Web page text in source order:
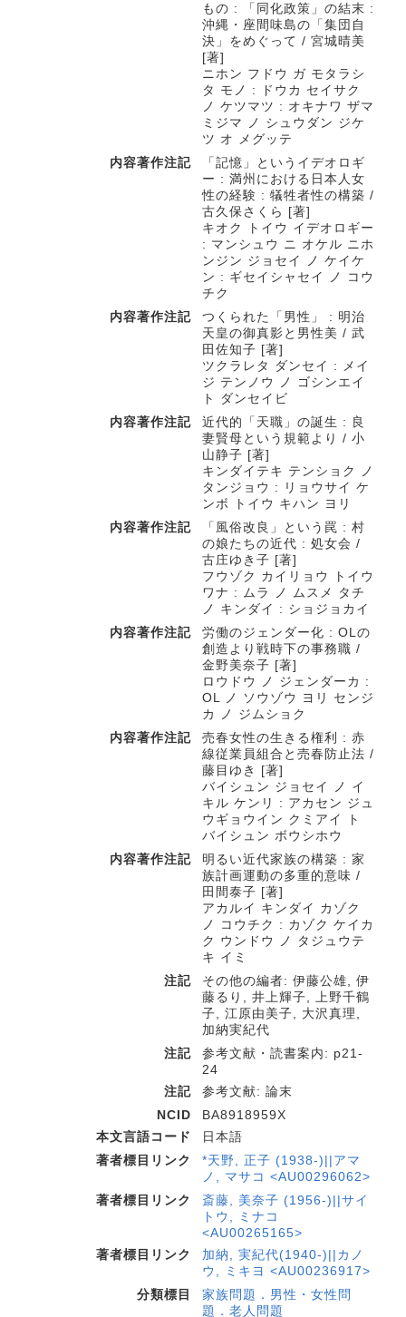
もの : 「同化政策」の結末 :
沖縄・座間味島の「集団自
決」をめぐって / 宮城晴美
[著]
ニホン フドウ ガ モタラシ
タ モノ : ドウカ セイサク
ノ ケツマツ : オキナワ ザマ
ミジマ ノ シュウダン ジケ
ツ オ メグッテ
内容著作注記
「記憶」というイデオロギ
ー : 満州における日本人女
性の経験 : 犠牲者性の構築 /
古久保さくら [著]
キオク トイウ イデオロギー
: マンシュウ ニ オケル ニホ
ンジン ジョセイ ノ ケイケ
ン : ギセイシャセイ ノ コウ
チク
内容著作注記
つくられた「男性」 : 明治
天皇の御真影と男性美 / 武
田佐知子 [著]
ツクラレタ ダンセイ : メイ
ジ テンノウ ノ ゴシンエイ
ト ダンセイビ
内容著作注記
近代的「天職」の誕生 : 良
妻賢母という規範より / 小
山静子 [著]
キンダイテキ テンショク ノ
タンジョウ : リョウサイ ケ
ンボ トイウ キハン ヨリ
内容著作注記
「風俗改良」という罠 : 村
の娘たちの近代 : 処女会 /
古庄ゆき子 [著]
フウゾク カイリョウ トイウ
ワナ : ムラ ノ ムスメ タチ
ノ キンダイ : ショジョカイ
内容著作注記
労働のジェンダー化 : OLの
創造より戦時下の事務職 /
金野美奈子 [著]
ロウドウ ノ ジェンダーカ :
OL ノ ソウゾウ ヨリ センジ
カ ノ ジムショク
内容著作注記
売春女性の生きる権利 : 赤
線従業員組合と売春防止法 /
藤目ゆき [著]
バイシュン ジョセイ ノ イ
キル ケンリ : アカセン ジュ
ウギョウイン クミアイ ト
バイシュン ボウシホウ
内容著作注記
明るい近代家族の構築 : 家
族計画運動の多重的意味 /
田間泰子 [著]
アカルイ キンダイ カゾク
ノ コウチク : カゾク ケイカ
ク ウンドウ ノ タジュウテ
キ イミ
注記
その他の編者: 伊藤公雄, 伊
藤るり, 井上輝子, 上野千鶴
子, 江原由美子, 大沢真理,
加納実紀代
注記
参考文献・読書案内: p21-
24
注記
参考文献: 論末
NCID
BA8918959X
本文言語コード
日本語
著者標目リンク
*天野, 正子 (1938-)||アマ
ノ, マサコ <AU00296062>
著者標目リンク
斎藤, 美奈子 (1956-)||サイ
トウ, ミナコ
<AU00265165>
著者標目リンク
加納, 実紀代(1940-)||カノ
ウ, ミキヨ <AU00236917>
分類標目
家族問題．男性・女性問
題．老人問題